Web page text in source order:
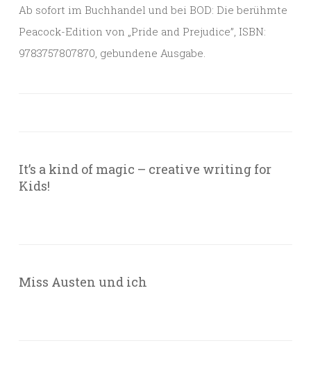
Ab sofort im Buchhandel und bei BOD: Die berühmte
Peacock-Edition von „Pride and Prejudice”, ISBN:
9783757807870, gebundene Ausgabe.
It’s a kind of magic – creative writing for
Kids!
Miss Austen und ich